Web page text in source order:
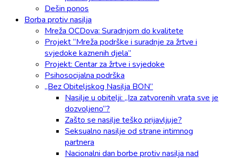
Dešin ponos
Borba protiv nasilja
Mreža OCDova: Suradnjom do kvalitete
Projekt “Mreža podrške i suradnje za žrtve i
svjedoke kaznenih djela”
Projekt: Centar za žrtve i svjedoke
Psihosocijalna podrška
„Bez Obiteljskog Nasilja BON”
Nasilje u obitelji: „Iza zatvorenih vrata sve je
dozvoljeno“?
Zašto se nasilje teško prijavljuje?
Seksualno nasilje od strane intimnog
partnera
Nacionalni dan borbe protiv nasilja nad